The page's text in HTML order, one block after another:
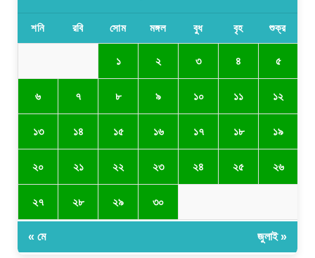
শনি রবি সোম মঙ্গল বুধ বৃহ শুক্র
১ ২ ৩ ৪ ৫
৬ ৭ ৮ ৯ ১০ ১১ ১২
১৩ ১৪ ১৫ ১৬ ১৭ ১৮ ১৯
২০ ২১ ২২ ২৩ ২৪ ২৫ ২৬
২৭ ২৮ ২৯ ৩০
« মে জুলাই »